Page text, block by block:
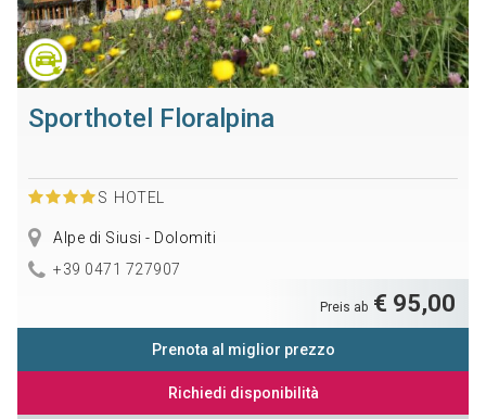
Sporthotel Floralpina
S HOTEL
Alpe di Siusi - Dolomiti
+39 0471 727907
Preis ab € 95,00
Prenota al miglior prezzo
Richiedi disponibilità